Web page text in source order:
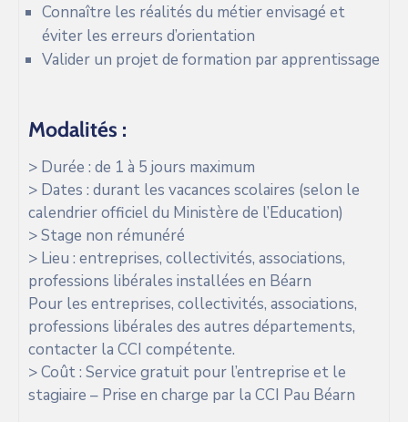
Connaître les réalités du métier envisagé et
éviter les erreurs d’orientation
Valider un projet de formation par apprentissage
Modalités :
> Durée : de 1 à 5 jours maximum
> Dates : durant les vacances scolaires (selon le
calendrier officiel du Ministère de l’Education)
> Stage non rémunéré
> Lieu : entreprises, collectivités, associations,
professions libérales installées en Béarn
Pour les entreprises, collectivités, associations,
professions libérales des autres départements,
contacter la CCI compétente.
> Coût : Service gratuit pour l’entreprise et le
stagiaire – Prise en charge par la CCI Pau Béarn